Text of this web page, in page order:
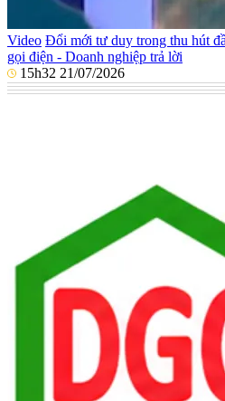
Video Đổi mới tư duy trong thu hút
gọi điện - Doanh nghiệp trả lời
15h32 21/07/2026